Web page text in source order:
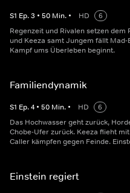
S1 Ep.3 • 50 Min. • HD
6
Regenzeit und Rivalen setzen dem
und Keeza samt Jungem fällt Mad-
Kampf ums Überleben beginnt.
Familiendynamik
S1 Ep.4 • 50 Min. • HD
6
Das Hochwasser geht zurück,
Chobe-Ufer zurück. Keeza flieht
Caller kämpfen gegen Feinde.
Einstein regiert